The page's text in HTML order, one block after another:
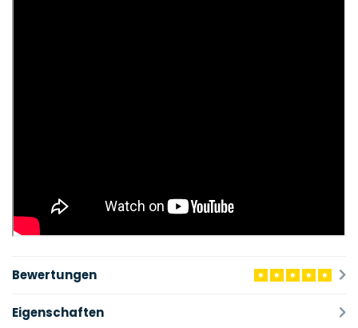
Bewertungen
Eigenschaften